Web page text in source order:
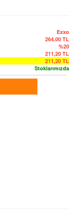
Exxo
264,00 TL
%20
211,20 TL
211,20 TL
Stoklarımızda